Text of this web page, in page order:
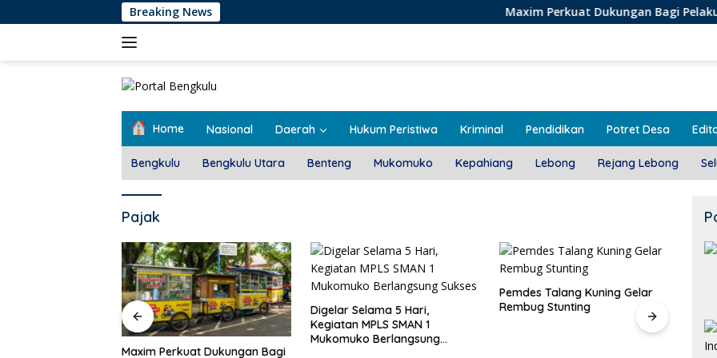
ke
Breaking News Maxim Perkuat Dukungan Bagi Pelaku Usaha
Home Nasional Daerah Hukum Peristiwa Kriminal Pendidikan Potret Desa
Bengkulu Bengkulu Utara Benteng Mukomuko Kepahiang Lebong Rejang Lebong
Pajak
Digelar Selama 5 Hari,
Kegiatan MPLS SMAN 1
Mukomuko Berlangsung
Sukses
Pemdes Talang Kuning Gelar
Rembug Stunting
Door To Door, 3 KPM Desa
Mekar Jaya Terima BLT-DD!